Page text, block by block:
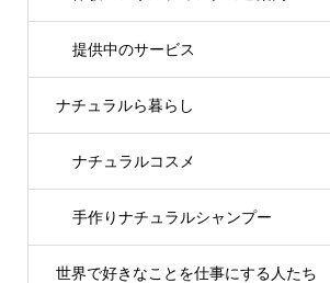
提供中のサービス
ナチュラルら暮らし
ナチュラルコスメ
手作りナチュラルシャンプー
世界で好きなことを仕事にする人たち